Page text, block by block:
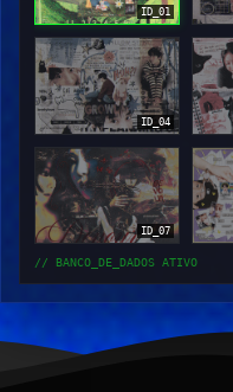
ID_01
ID_04
ID_07
// BANCO_DE_DADOS ATIVO